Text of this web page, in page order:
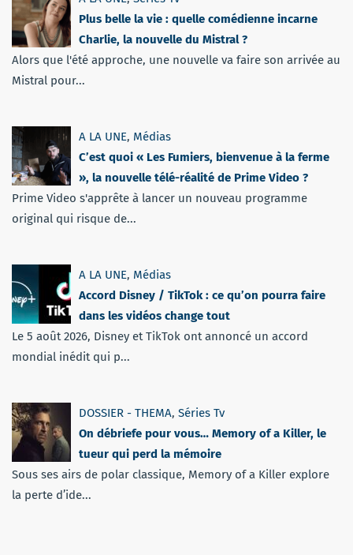
Plus belle la vie : quelle comédienne incarne
Charlie, la nouvelle du Mistral ?
Alors que l'été approche, une nouvelle va faire son arrivée au
Mistral pour...
A LA UNE, Médias
C’est quoi « Les Fumiers, bienvenue à la ferme
», la nouvelle télé-réalité de Prime Video ?
Prime Video s'apprête à lancer un nouveau programme
original qui risque de...
A LA UNE, Médias
Accord Disney / TikTok : ce qu’on pourra faire
dans les vidéos change tout
Le 5 août 2026, Disney et TikTok ont annoncé un accord
mondial inédit qui p...
DOSSIER - THEMA, Séries Tv
On débriefe pour vous… Memory of a Killer, le
tueur qui perd la mémoire
Sous ses airs de polar classique, Memory of a Killer explore
la perte d’ide...